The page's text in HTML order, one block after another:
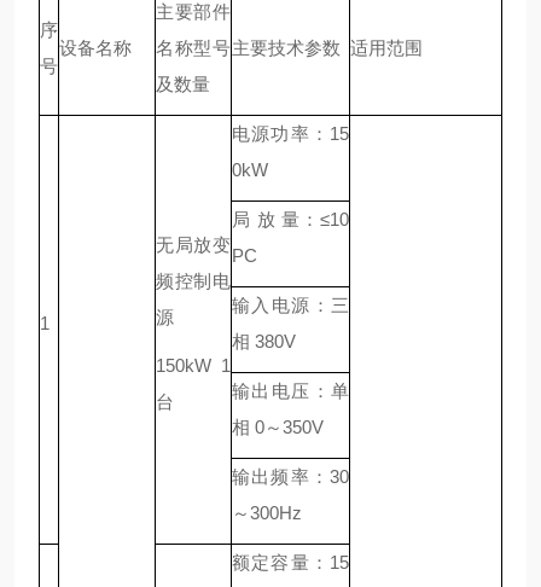
序
号
设备名称
主要部件
名称型号
及数量
主要技术参数 适用范围
1
无局放变
频控制电
源
150kW 1
台
电源功率：15
0kW
局 放 量：≤10
PC
输入电源：三
相 380V
输出电压：单
相 0～350V
输出频率：30
～300Hz
额定容量：15